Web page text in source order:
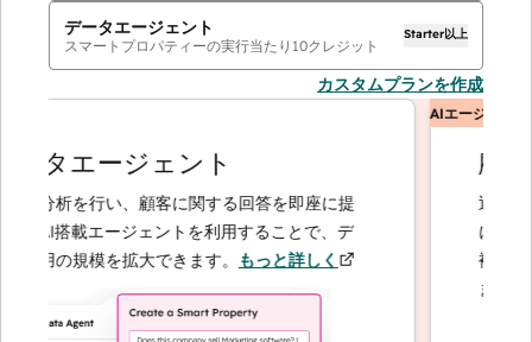
データエージェント
スマートプロパティーの実行当たり 10クレジット
Starter以上
カスタムプランを作成
タエージェント
分析を行い、顧客に関する回答を即座に提
AI搭載エージェントを利用することで、デ
用の規模を拡大できます。もっと詳しく
AIエージェント
顧客
迅速か
に応じ
複雑な
ます。